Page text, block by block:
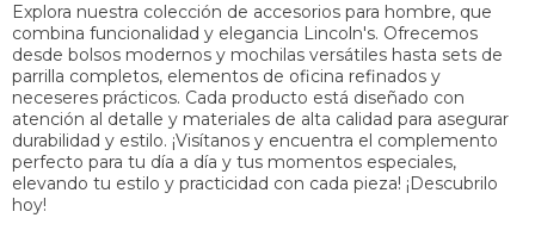
Explora nuestra colección de accesorios para hombre, que
combina funcionalidad y elegancia Lincoln's. Ofrecemos
desde bolsos modernos y mochilas versátiles hasta sets de
parrilla completos, elementos de oficina refinados y
neceseres prácticos. Cada producto está diseñado con
atención al detalle y materiales de alta calidad para asegurar
durabilidad y estilo. ¡Visítanos y encuentra el complemento
perfecto para tu día a día y tus momentos especiales,
elevando tu estilo y practicidad con cada pieza! ¡Descubrilo
hoy!